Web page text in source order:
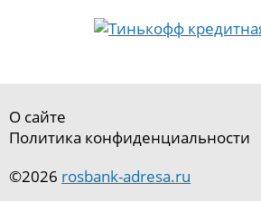
О сайте
Политика конфиденциальности
©2026 rosbank-adresa.ru